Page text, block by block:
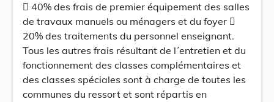
 40% des frais de premier équipement des salles
de travaux manuels ou ménagers et du foyer 
20% des traitements du personnel enseignant.
Tous les autres frais résultant de l´entretien et du
fonctionnement des classes complémentaires et
des classes spéciales sont à charge de toutes les
communes du ressort et sont répartis en